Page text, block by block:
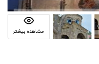
مشاهده بیشتر